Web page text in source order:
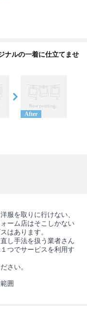
ルの一着に仕立てませ
After
服を取りに行けない、
ーム店はそこしかない
はあります。
し手法を扱う業者さん
つでサービスを利用す
さい。
囲